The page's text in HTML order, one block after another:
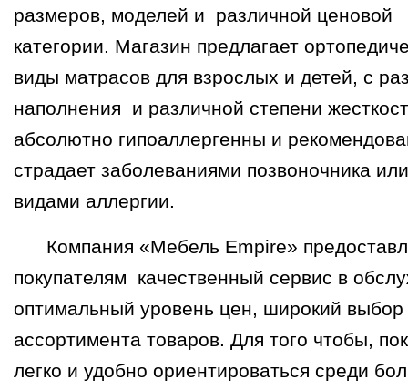
размеров, моделей и различной ценовой
категории. Магазин предлагает
виды матрасов для взрослых и детей, с
наполнения и различной степени
абсолютно гипоаллергенны и
страдает заболеваниями позвоночника
видами аллергии.
Компания «Мебель Empire»
покупателям качественный сервис в
оптимальный уровень цен, широкий
ассортимента товаров. Для того чтобы,
легко и удобно ориентироваться среди